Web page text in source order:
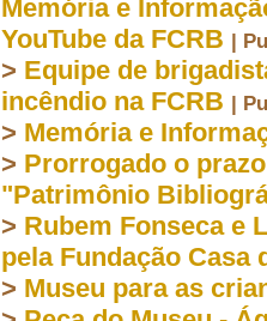
Memória e
YouTube da FCRB |
> Equipe de
incêndio na FCRB |
> Memória e
> Prorrogado o
"Patrimônio
> Rubem Fonseca e
pela Fundação Casa
> Museu para as